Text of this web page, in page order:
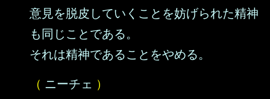
意見を脱皮していくことを妨げられた精神
も同じことである。
それは精神であることをやめる。
（ ニーチェ ）